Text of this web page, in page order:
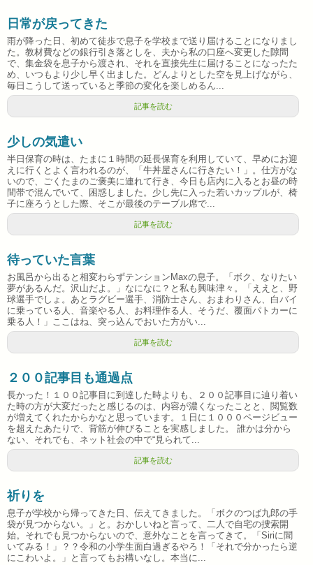
日常が戻ってきた
雨が降った日、初めて徒歩で息子を学校まで送り届けることになりまし
た。教材費などの銀行引き落としを、夫から私の口座へ変更した隙間
で、集金袋を息子から渡され、それを直接先生に届けることになったた
め、いつもより少し早く出ました。どんよりとした空を見上げながら、
毎日こうして送っていると季節の変化を楽しめるん...
記事を読む
少しの気遣い
半日保育の時は、たまに１時間の延長保育を利用していて、早めにお迎
えに行くとよく言われるのが、「牛丼屋さんに行きたい！」。仕方がな
いので、ごくたまのご褒美に連れて行き、今日も店内に入るとお昼の時
間帯で混んでいて、困惑しました。少し先に入った若いカップルが、椅
子に座ろうとした際、そこが最後のテーブル席で...
記事を読む
待っていた言葉
お風呂から出ると相変わらずテンションMaxの息子。「ボク、なりたい
夢があるんだ。沢山だよ。」なになに？と私も興味津々。「ええと、野
球選手でしょ。あとラグビー選手、消防士さん、おまわりさん、白バイ
に乗っている人、音楽やる人、お料理作る人、そうだ、覆面パトカーに
乗る人！」ここはね、突っ込んでおいた方がい...
記事を読む
２００記事目も通過点
長かった！１００記事目に到達した時よりも、２００記事目に辿り着い
た時の方が大変だったと感じるのは、内容が濃くなったことと、閲覧数
が増えてくれたからかなと思っています。１日に１０００ページビュー
を超えたあたりで、背筋が伸びることを実感しました。 誰かは分から
ない、それでも、ネット社会の中で“見られて...
記事を読む
祈りを
息子が学校から帰ってきた日、伝えてきました。「ボクのつば九郎の手
袋が見つからない。」と。おかしいねと言って、二人で自宅の捜索開
始。それでも見つからないので、意外なことを言ってきて。「Siriに聞
いてみる！」？？令和の小学生面白過ぎるやろ！「それで分かったら逆
にこわいよ。」と言ってもお構いなし。本当に...